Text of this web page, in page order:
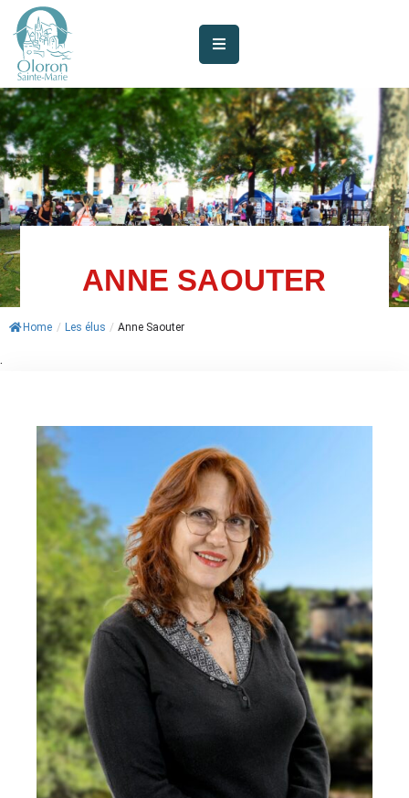
AUJOURD’HUI
À
OLORON
JE
SUIS
MES
SERVICES
VIE
MUNICIPALE
ACTUALITÉS
AGENDA
DÉMARCHES
PAYER
MES
FACTURES
ANNE SAOUTER
Home / Les élus / Anne Saouter
.